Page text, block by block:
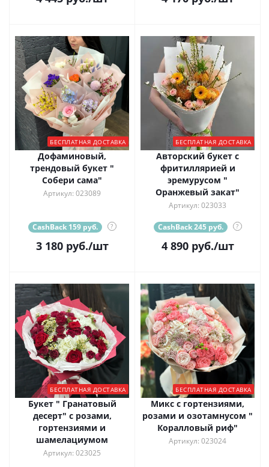
БЕСПЛАТНАЯ ДОСТАВКА
Дофаминовый,
трендовый букет "
Собери сама"
Артикул: 023089
CashBack 159 руб. ?
3 180руб./шт
БЕСПЛАТНАЯ ДОСТАВКА
Авторский букет с
фритиллярией и
эремурусом "
Оранжевый закат"
Артикул: 023033
CashBack 245 руб. ?
4 890руб./шт
БЕСПЛАТНАЯ ДОСТАВКА
Букет " Гранатовый
десерт" с розами,
гортензиями и
шамелациумом
Артикул: 023025
БЕСПЛАТНАЯ ДОСТАВКА
Микс с гортензиями,
розами и озотамнусом "
Коралловый риф"
Артикул: 023024